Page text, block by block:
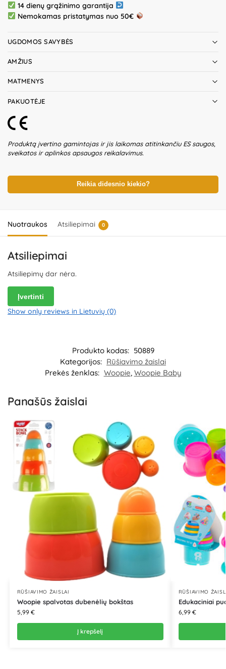
14 dienų grąžinimo garantija
Nemokamas pristatymas nuo 50€
UGDOMOS SAVYBĖS
AMŽIUS
MATMENYS
PAKUOTĖJE
Produktą įvertino gamintojas ir jis laikomas atitinkančiu ES saugos,
sveikatos ir aplinkos apsaugos reikalavimus.
Reikia didesnio kiekio?
Nuotraukos Atsiliepimai 0
Atsiliepimai
Atsiliepimų dar nėra.
Įvertinti
Show only reviews in Lietuvių (0)
Produkto kodas: 50889
Kategorijos: Rūšiavimo žaislai
Prekės ženklas: Woopie, Woopie Baby
Panašūs žaislai
RŪŠIAVIMO ŽAISLAI
Woopie spalvotas dubenėlių bokštas
5,99 €
Į krepšelį
RŪŠIAVIMO
Edukaciniai
6,99 €